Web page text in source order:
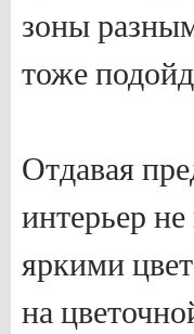
зоны
тоже
Отдавая
интерьер
яркими
на